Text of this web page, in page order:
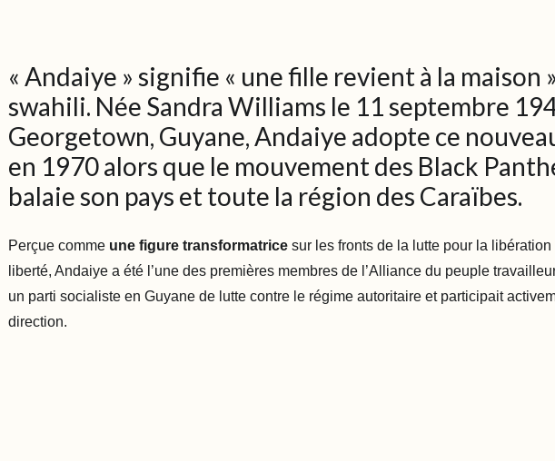
« Andaiye » signifie « une fille revient à la maison
swahili. Née Sandra Williams le 11 septembre
Georgetown, Guyane, Andaiye adopte ce
en 1970 alors que le mouvement des Black
balaie son pays et toute la région des Caraïbes.
Perçue comme une figure transformatrice sur les fronts de la lutte pour la libération
liberté, Andaiye a été l’une des premières membres de l’Alliance du peuple
un parti socialiste en Guyane de lutte contre le régime autoritaire et participait
direction.